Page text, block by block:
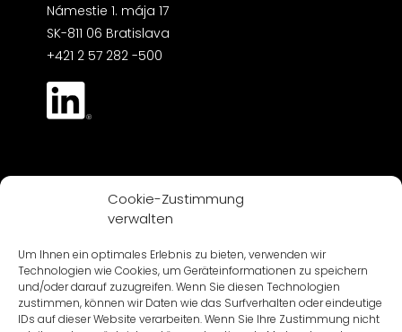
Cookie-Zustimmung
verwalten
Um Ihnen ein optimales Erlebnis zu bieten, verwenden wir
Technologien wie Cookies, um Geräteinformationen zu speichern
und/oder darauf zuzugreifen. Wenn Sie diesen Technologien
zustimmen, können wir Daten wie das Surfverhalten oder eindeutige
IDs auf dieser Website verarbeiten. Wenn Sie Ihre Zustimmung nicht
Námestie 1. mája 17
SK-811 06 Bratislava
+421 2 57 282 -500